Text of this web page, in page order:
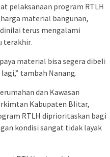
pelaksanaan program RTLH
material bangunan,
terus mengalami
terakhir.
material bisa segera dibeli
tambah Nanang.
dan Kawasan
Kabupaten Blitar,
RTLH diprioritaskan bagi
kondisi sangat tidak layak